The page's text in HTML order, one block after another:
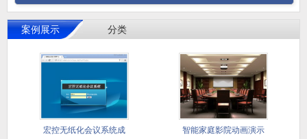
案例展示 分类
宏控无纸化会议系统成 智能家庭影院动画演示